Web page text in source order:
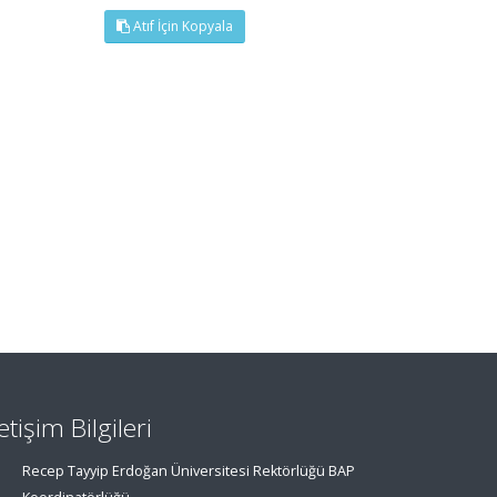
Atıf İçin Kopyala
Bilgileri
Recep Tayyip Erdoğan Üniversitesi Rektörlüğü BAP